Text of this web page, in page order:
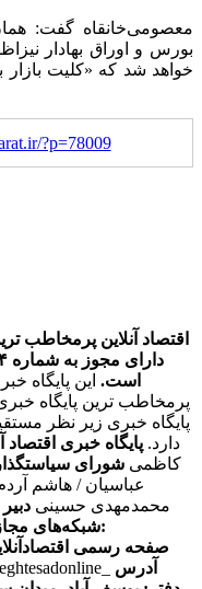
معصومی‌خانقاه گفت:
بورس و اوراق بهادار
خواهد شد که «کلیت
?p=78009
اقتصاد آنلاین پرمخاطب
است.
پرمخاطب ترین پایگاه
پایگاه خبری زیر نظر
دارد. پایگاه خبری اقتصاد
کاظمی شورای
عباسیان / هاشم
محمدمهدی حسینی
شبکه‌هایصفحه رسمی اقتصادآنلاین در توییتر:
صفحه رسمی
آدرس